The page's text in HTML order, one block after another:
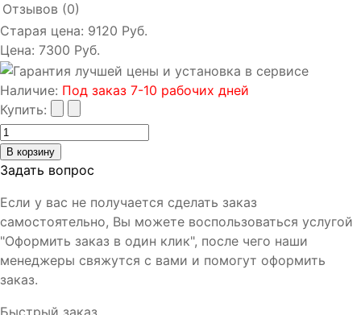
Отзывов (0)
Старая цена: 9120 Руб.
Цена: 7300 Руб.
Наличие: Под заказ 7-10 рабочих дней
Купить:
Задать вопрос
Если у вас не получается сделать заказ
самостоятельно, Вы можете воспользоваться услугой
"Оформить заказ в один клик", после чего наши
менеджеры свяжутся с вами и помогут оформить
заказ.
Быстрый заказ